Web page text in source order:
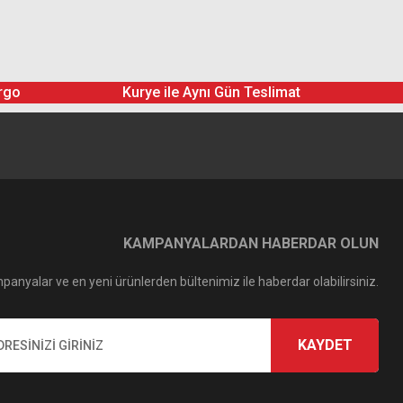
Kurye ile Aynı Gün Teslimat
KAMPANYALARDAN HABERDAR OLUN
ve en yeni ürünlerden bültenimiz ile haberdar olabilirsiniz.
KAYDET